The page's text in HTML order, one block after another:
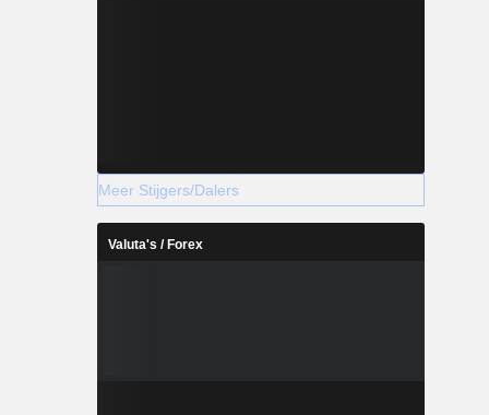
Meer Stijgers/Dalers
Valuta's / Forex